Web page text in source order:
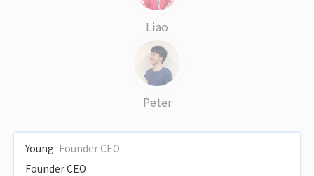
Liao
Peter
Young Founder CEO
Founder CEO